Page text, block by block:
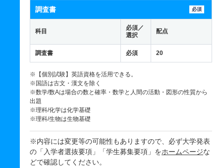
調査書 必須
科目
必須／
選択
配点
調査書 必須 20
※【個別試験】英語資格を活用できる。
※国語は古文・漢文を除く
※数学/数Aは場合の数と確率・数学と人間の活動・図形の性質から
出題
※理科/化学は化学基礎
※理科/生物は生物基礎
※内容には変更等の可能性もありますので、必ず大学発表
の「入学者選抜要項」「学生募集要項」をホームページな
どで確認してください。